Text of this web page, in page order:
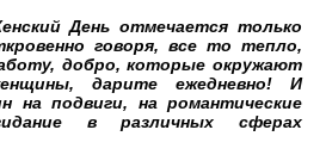
День отмечается только
говоря, все то тепло,
добро, которые окружают
дарите ежедневно! И
на подвиги, на романтические
в различных сферах